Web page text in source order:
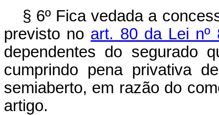
§ 6º Fica vedada a
previsto no art. 80 da Lei nº
dependentes do segurado
cumprindo pena privativa
semiaberto, em razão do
artigo.